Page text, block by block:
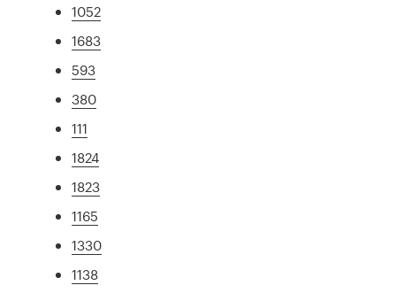
1052
1683
593
380
111
1824
1823
1165
1330
1138